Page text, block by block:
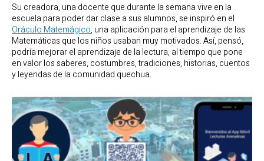
Su creadora, una docente que durante la semana vive en la
escuela para poder dar clase a sus alumnos, se inspiró en el
Oráculo Matemágico, una aplicación para el aprendizaje de las
Matemáticas que los niños usaban muy motivados. Así, pensó,
podría mejorar el aprendizaje de la lectura, al tiempo que pone
en valor los saberes, costumbres, tradiciones, historias, cuentos
y leyendas de la comunidad quechua.